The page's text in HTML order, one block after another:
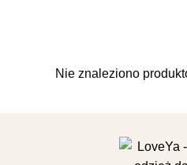
Nie znaleziono